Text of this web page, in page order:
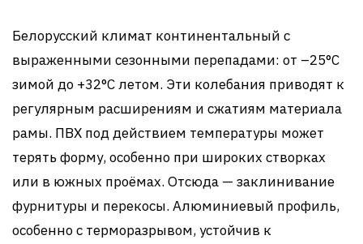
Белорусский климат континентальный с
выраженными сезонными перепадами: от –25°C
зимой до +32°C летом. Эти колебания приводят к
регулярным расширениям и сжатиям материала
рамы. ПВХ под действием температуры может
терять форму, особенно при широких створках
или в южных проёмах. Отсюда — заклинивание
фурнитуры и перекосы. Алюминиевый профиль,
особенно с терморазрывом, устойчив к